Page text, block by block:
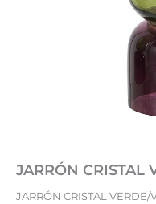
JARRÓN CRISTAL
JARRÓN CRISTAL VERDE/